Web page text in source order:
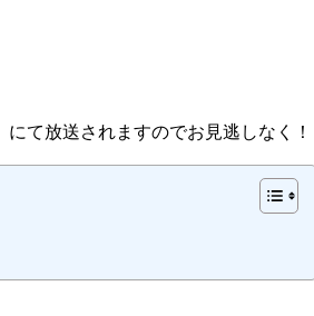
にて放送されますのでお見逃しなく！